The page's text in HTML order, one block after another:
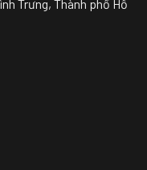
Trưng, Thành phố Hồ